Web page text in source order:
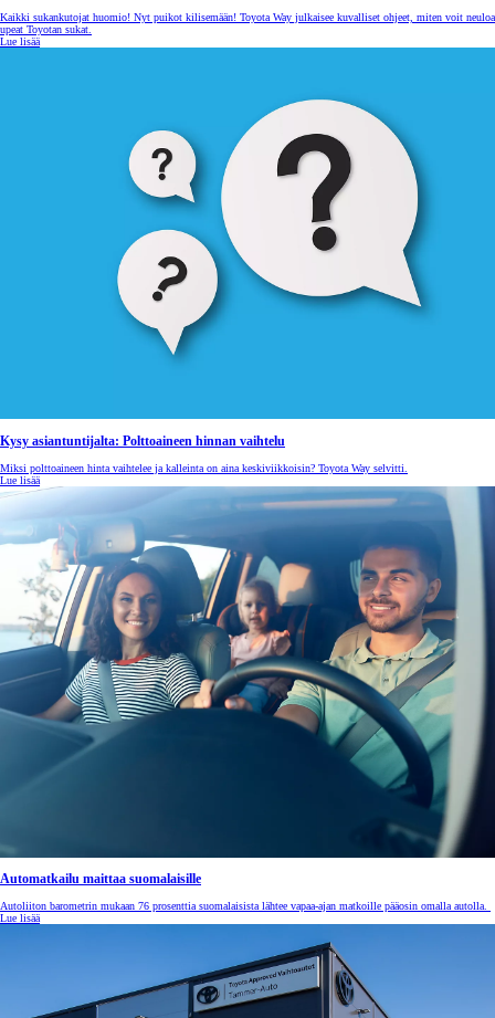
Kaikki sukankutojat huomio! Nyt puikot kilisemään! Toyota Way julkaisee kuvalliset ohjeet, miten voit neuloa
upeat Toyotan sukat.
Lue lisää
Kysy asiantuntijalta: Polttoaineen hinnan vaihtelu
Miksi polttoaineen hinta vaihtelee ja kalleinta on aina keskiviikkoisin? Toyota Way selvitti.
Lue lisää
Automatkailu maittaa suomalaisille
Autoliiton barometrin mukaan 76 prosenttia suomalaisista lähtee vapaa-ajan matkoille pääosin omalla autolla.
Lue lisää